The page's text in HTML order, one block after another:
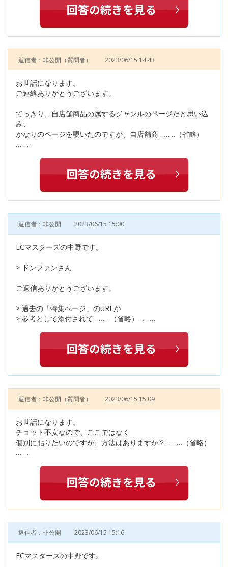
返信者：非公開 （質問者） 2023/06/15 14:43
お世話になります。
ご連絡ありがとうございます。
てっきり、自店舗商品の属するジャンルのページだと思い込
み、
かなりのページを覗いたのですが、自店舗商………（省略）
………
返信者：非公開 2023/06/15 15:00
ECマスターズの中野です。
> ドンファンさん
ご返信ありがとうございます。
> 過去の「特集ページ」のURLが
> 参考として添付されて………（省略）………
返信者：非公開 （質問者） 2023/06/15 15:09
お世話になります。
チョット不安なので、ここではなく
個別に貼りたいのですが、方法はありますか？………（省略）
………
返信者：非公開 2023/06/15 15:16
ECマスターズの中野です。